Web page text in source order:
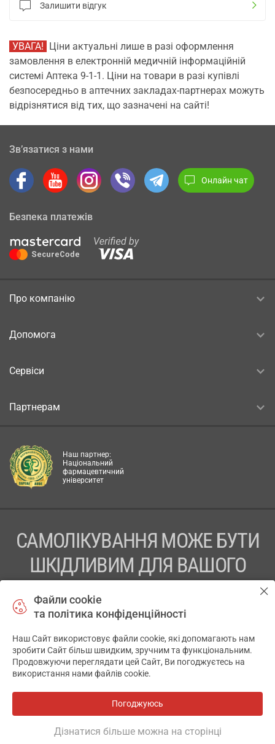
Залишити відгук
УВАГА! Ціни актуальні лише в разі оформлення
замовлення в електронній медичній інформаційній
системі Аптека 9-1-1. Ціни на товари в разі купівлі
безпосередньо в аптечних закладах-партнерах можуть
відрізнятися від тих, що зазначені на сайті!
Зв’язатися з нами
Онлайн чат
Безпека платежів
Про компанію
Допомога
Сервіси
Партнерам
Наш партнер:
Національний
фармацевтичний
університет
САМОЛІКУВАННЯ МОЖЕ БУТИ
ШКІДЛИВИМ ДЛЯ ВАШОГО
ПЕРЕД ЗАСТОСУВАННЯМ ПРЕПАРАТУ ПРОКОНСУЛЬТУЙТЕСЬ
ТОВ «АПТЕКА 911.ЮА» Код ЄДРПОУ 43631965.
Відмова від відповідальності
© 2014-2026. Медична інформаційна система АПТЕКА911.ЮА
Файли cookie
та політика конфіденційності
Наш Сайт використовує файли cookie, які допомагають нам
зробити Сайт більш швидким, зручним та функціональним.
Продовжуючи переглядати цей Сайт, Ви погоджуєтесь на
використання нами файлів cookie.
Погоджуюсь
Дізнатися більше можна на сторінці
✕